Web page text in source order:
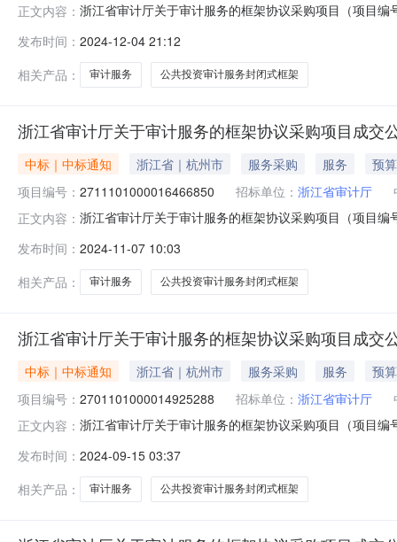
正文内容： 浙江省审计厅关于审计服务的框架协议采购项目（项目
编码:339900项目所在行政区划名称:浙江省本级报价起
发布时间： 2024-12-04 21:12
相关产品：
审计服务 公共投资审计服务封闭式框架
浙江省审计厅关于审计服务的框架协议采购项目成交
中标｜中标通知 浙江省｜杭州市 服务采购 服务
预
项目编号： 2711101000016466850 招标单位： 浙江省审计厅
正文内容： 浙江省审计厅关于审计服务的框架协议采购项目（项目
划编码:339900项目所在行政区划名称:浙江省本级报价
发布时间： 2024-11-07 10:03
相关产品：
审计服务 公共投资审计服务封闭式框架
浙江省审计厅关于审计服务的框架协议采购项目成交
中标｜中标通知 浙江省｜杭州市 服务采购 服务
预
项目编号： 2701101000014925288 招标单位： 浙江省审计厅
正文内容： 浙江省审计厅关于审计服务的框架协议采购项目（项目
划编码:339900项目所在行政区划名称:浙江省本级报价
发布时间： 2024-09-15 03:37
相关产品：
审计服务 公共投资审计服务封闭式框架